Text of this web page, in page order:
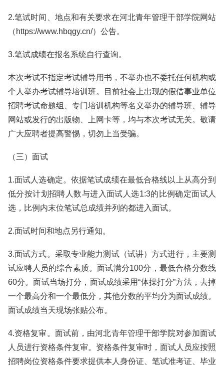
2.笔试时间、地点和有关要求在河北青年管理干部学院网站
（https://www.hbqgy.cn/）公告。
3.笔试成绩在报名系统自行查询。
本次考试不指定考试辅导用书，不举办也不委托任何机构或
个人举办考试辅导培训班。目前社会上出现的假借事业单位
招聘考试命题组、专门培训机构等名义举办的辅导班、辅导
网站或发行的出版物、上网卡等，均与本次考试无关。敬请
广大应聘者提高警惕，切勿上当受骗。
（三）面试
1.面试人选确定。依据笔试成绩在最低合格线以上从高分到
低分按计划招聘人数与进入面试人选1:3的比例确定面试人
选，比例内末位笔试总成绩并列的都进入面试。
2.面试时间和地点另行通知。
3.面试方式。采取专业能力测试（试讲）方式进行，主要测
试应聘人员的综合素质。面试满分100分，最低合格分数线
60分。面试当场打分，面试成绩采用“体操打分”方法，去掉
一个最高分和一个最低分，其他分数的平均分为面试成绩。
面试成绩当天现场张贴公布。
4.资格复审。面试前，由河北青年管理干部学院对参加面试
人员进行资格条件复审。资格条件复审时，面试人员应按照
招聘岗位资格条件要求提供本人身份证、笔试准考证、毕业